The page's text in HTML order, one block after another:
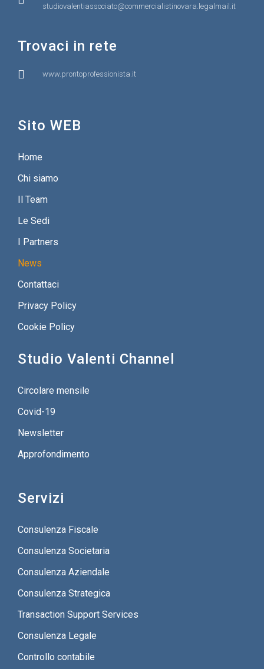
studiovalentiassociato@commercialistinovara.legalmail.it
Trovaci in rete
www.prontoprofessionista.it
Sito WEB
Home
Chi siamo
Il Team
Le Sedi
I Partners
News
Contattaci
Privacy Policy
Cookie Policy
Studio Valenti Channel
Circolare mensile
Covid-19
Newsletter
Approfondimento
Servizi
Consulenza Fiscale
Consulenza Societaria
Consulenza Aziendale
Consulenza Strategica
Transaction Support Services
Consulenza Legale
Controllo contabile